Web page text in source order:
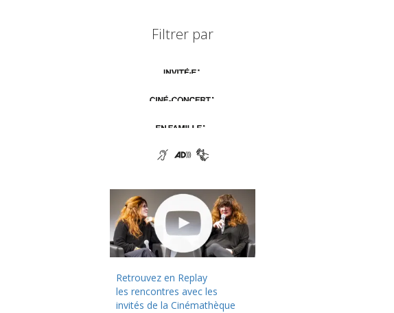
Filtrer par
Retrouvez en Replay
les rencontres avec les
invités de la Cinémathèque